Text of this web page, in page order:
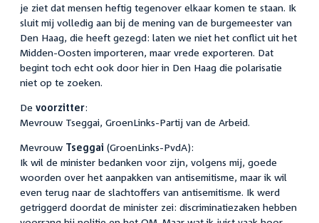
je ziet dat mensen heftig tegenover elkaar komen te staan. Ik
sluit mij volledig aan bij de mening van de burgemeester van
Den Haag, die heeft gezegd: laten we niet het conflict uit het
Midden-Oosten importeren, maar vrede exporteren. Dat
begint toch echt ook door hier in Den Haag die polarisatie
niet op te zoeken.
De voorzitter:
Mevrouw Tseggai, GroenLinks-Partij van de Arbeid.
Mevrouw Tseggai (GroenLinks-PvdA):
Ik wil de minister bedanken voor zijn, volgens mij, goede
woorden over het aanpakken van antisemitisme, maar ik wil
even terug naar de slachtoffers van antisemitisme. Ik werd
getriggerd doordat de minister zei: discriminatiezaken hebben